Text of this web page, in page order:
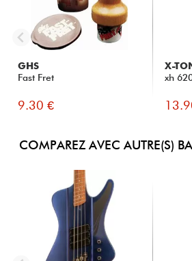
GHS
Fast Fret
9.30 €
X-
xh
COMPAREZ AVEC AUTRE(S)